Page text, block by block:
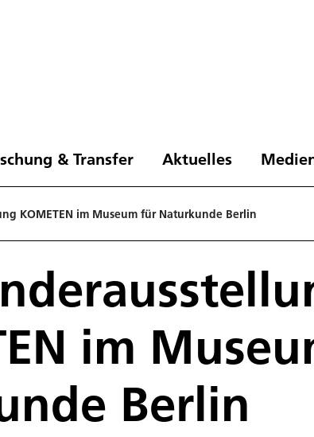
& Transfer Aktuelles
KOMETEN im Museum für Naturkunde Berlin
im
Berlin